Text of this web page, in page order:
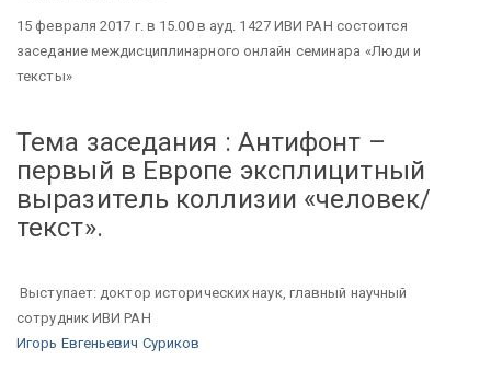
15 февраля 2017 г. в 15.00 в ауд. 1427 ИВИ РАН состоится
заседание междисциплинарного онлайн семинара «Люди и
тексты»
Тема заседания : Антифонт –
первый в Европе эксплицитный
выразитель коллизии «человек/
текст».
Выступает: доктор исторических наук, главный научный
сотрудник ИВИ РАН
Игорь Евгеньевич Суриков